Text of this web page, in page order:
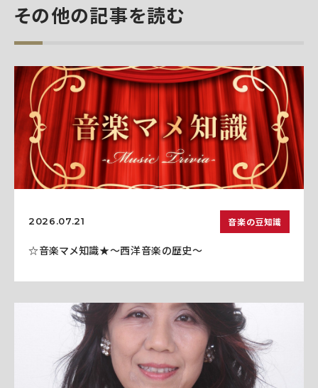
その他の記事を読む
2026.07.21 音楽の豆知識
☆音楽マメ知識★～西洋音楽の歴史～